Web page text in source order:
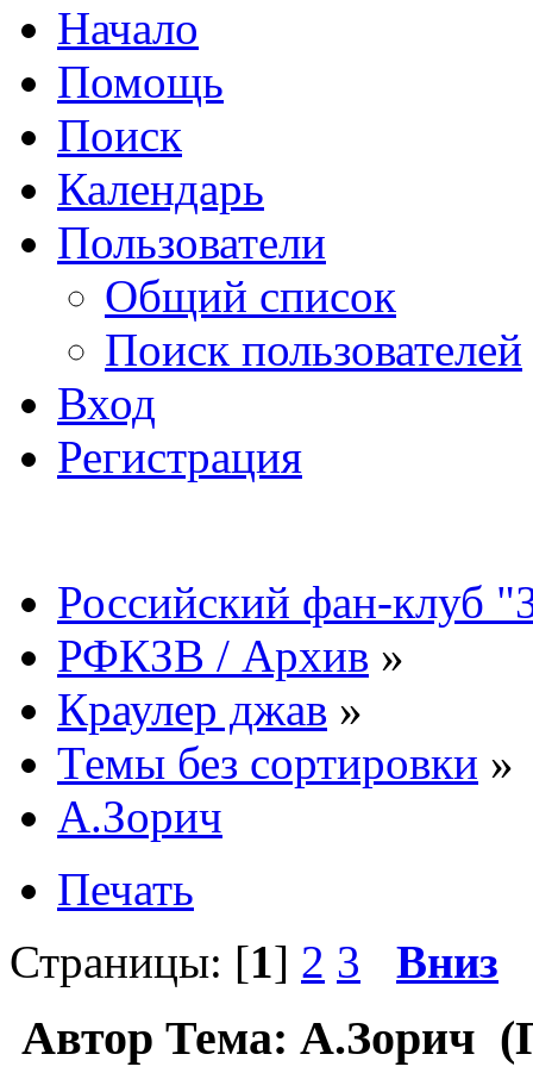
Начало
Помощь
Поиск
Календарь
Пользователи
Общий список
Поиск пользователей
Вход
Регистрация
Российский фан-клуб
РФКЗВ / Архив »
Краулер джав »
Темы без сортировки »
А.Зорич
Печать
Страницы: [1] 2 3 Вниз
Автор Тема: А.Зорич